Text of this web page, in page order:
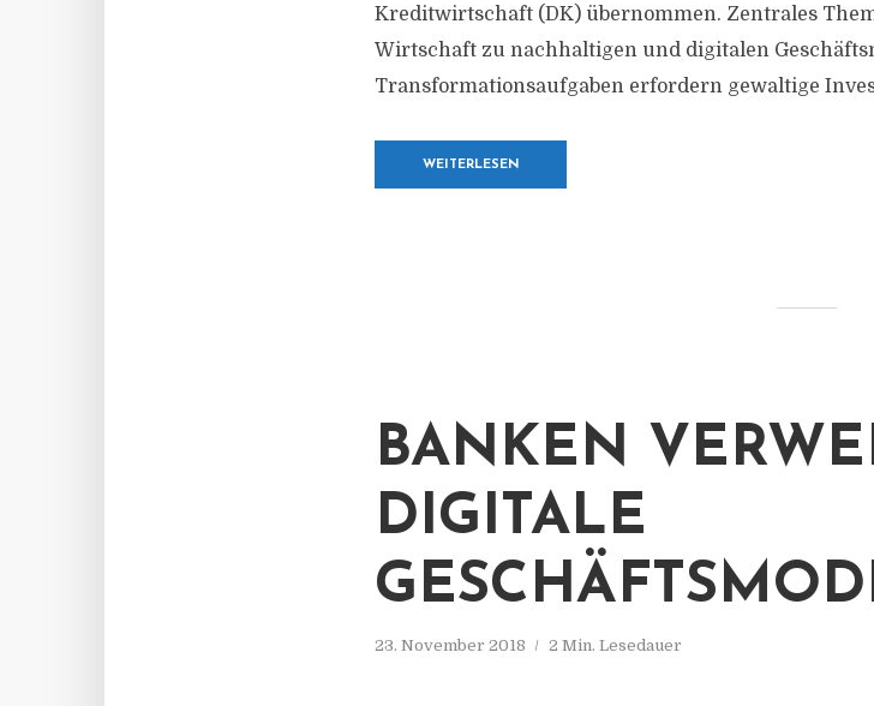
Kreditwirtschaft (DK) übernommen. Zentrales
Wirtschaft zu nachhaltigen und digitalen
Transformationsaufgaben erfordern gewaltige
WEITERLESEN
BANKEN
DIGITALE
23. November 2018 2 Min. Lesedauer